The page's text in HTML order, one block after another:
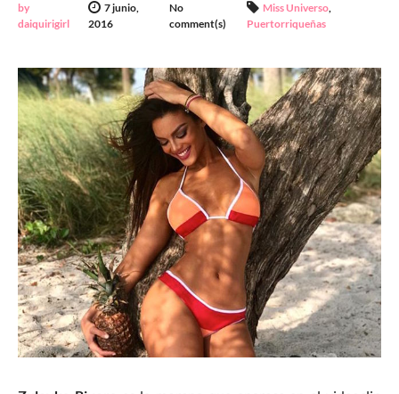
by
daiquirigirl
7 junio,
2016
No
comment(s)
Miss Universo,
Puertorriqueñas